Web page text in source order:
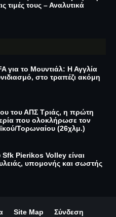
τιμές τους – Αναλυτικά
για το Μουντιάλ: Η Αγγλία
στο τραπέζι ακόμη
του ΑΠΣ Τριάς, η πρώτη
που ολοκλήρωσε τον
Τορωναίου (26χλμ.)
Sfk Pierikos Volley είναι
υπομονής και σωστής
Site Map Σύνδεση